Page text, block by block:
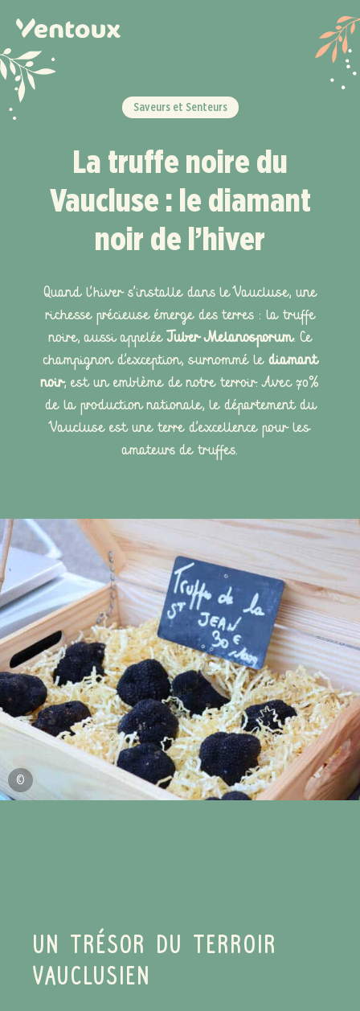
Saveurs et Senteurs
La truffe noire du
Vaucluse : le diamant
noir de l’hiver
Quand l’hiver s’installe dans le Vaucluse, une
richesse précieuse émerge des terres : la truffe
noire, aussi appelée Tuber Melanosporum. Ce
champignon d’exception, surnommé le diamant
noir, est un emblème de notre terroir. Avec 70%
de la production nationale, le département du
Vaucluse est une terre d’excellence pour les
amateurs de truffes.
©
UN TRÉSOR DU TERROIR
VAUCLUSIEN